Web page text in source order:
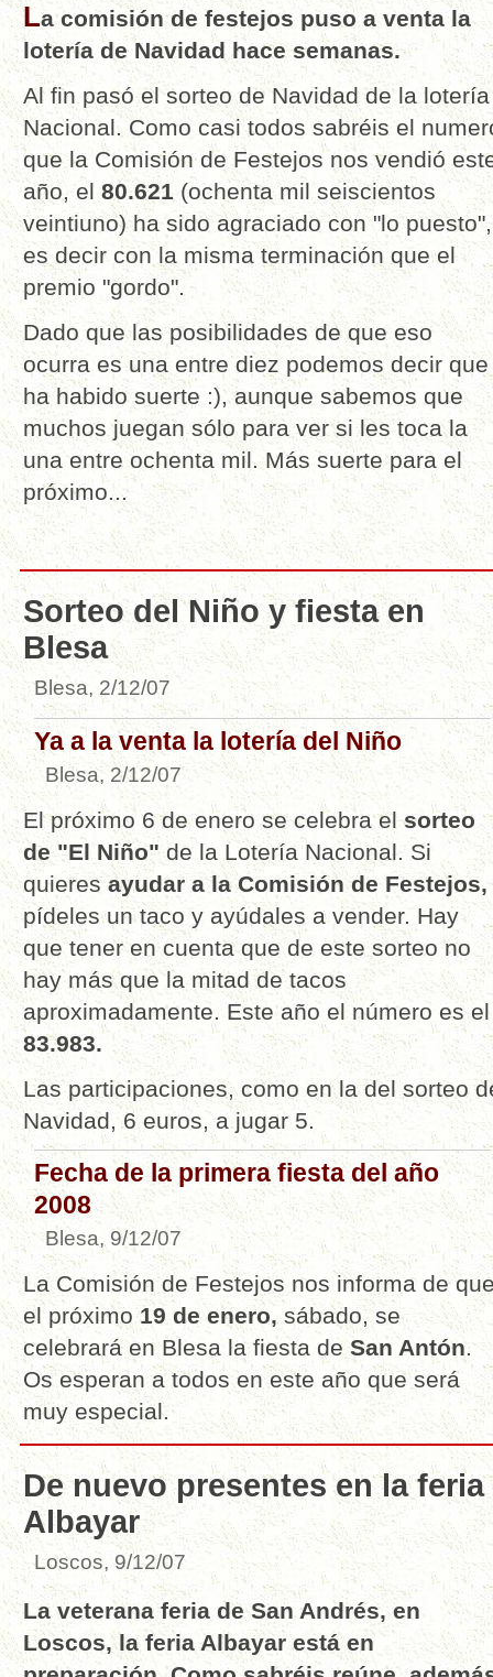
La comisión de festejos puso a venta la
lotería de Navidad hace semanas.
Al fin pasó el sorteo de Navidad de la lotería
Nacional. Como casi todos sabréis el
que la Comisión de Festejos nos vendió
año, el 80.621 (ochenta mil seiscientos
veintiuno) ha sido agraciado con "lo puesto",
es decir con la misma terminación que el
premio "gordo".
Dado que las posibilidades de que eso
ocurra es una entre diez podemos decir que
ha habido suerte :), aunque sabemos que
muchos juegan sólo para ver si les toca la
una entre ochenta mil. Más suerte para el
próximo...
Sorteo del Niño y fiesta en
Blesa
Blesa, 2/12/07
Ya a la venta la lotería del Niño
Blesa, 2/12/07
El próximo 6 de enero se celebra elsorteo
de "El Niño" de la Lotería Nacional. Si
quieres ayudar a la Comisión de Festejos,
pídeles un taco y ayúdales a vender. Hay
que tener en cuenta que de este sorteo no
hay más que la mitad de tacos
aproximadamente. Este año el número es el
83.983.
Las participaciones, como en la del sorteo
Navidad, 6 euros, a jugar 5.
Fecha de la primera fiesta del año
2008
Blesa, 9/12/07
La Comisión de Festejos nos informa de
el próximo19 de enero, sábado, se
celebrará en Blesa la fiesta de San Antón.
Os esperan a todos en este año que será
muy especial.
De nuevo presentes en la feria
Albayar
Loscos, 9/12/07
La veterana feria de San Andrés, en
Loscos, la feria Albayar está en